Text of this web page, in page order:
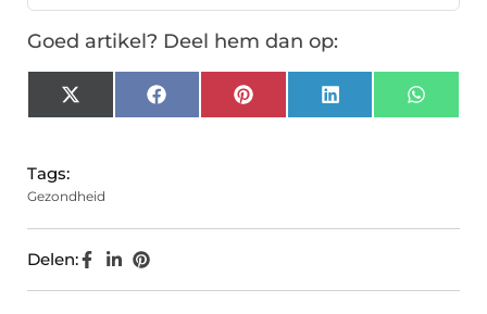
Goed artikel? Deel hem dan op:
X
(Twitter)
FacebookPinterest LinkedIn
Tags:
Gezondheid
Delen: